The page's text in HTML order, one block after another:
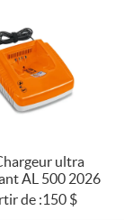
ultra
AL 500 2026
de :150 $